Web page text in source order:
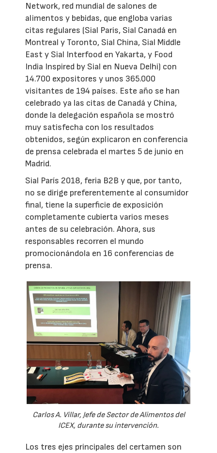
Network, red mundial de salones de
alimentos y bebidas, que engloba varias
citas regulares (Sial Paris, Sial Canadá en
Montreal y Toronto, Sial China, Sial Middle
East y Sial Interfood en Yakarta, y Food
India Inspired by Sial en Nueva Delhi) con
14.700 expositores y unos 365.000
visitantes de 194 países. Este año se han
celebrado ya las citas de Canadá y China,
donde la delegación española se mostró
muy satisfecha con los resultados
obtenidos, según explicaron en conferencia
de prensa celebrada el martes 5 de junio en
Madrid.
Sial París 2018, feria B2B y que, por tanto,
no se dirige preferentemente al consumidor
final, tiene la superficie de exposición
completamente cubierta varios meses
antes de su celebración. Ahora, sus
responsables recorren el mundo
promocionándola en 16 conferencias de
prensa.
Carlos A. Villar, Jefe de Sector de Alimentos del
ICEX, durante su intervención.
Los tres ejes principales del certamen son